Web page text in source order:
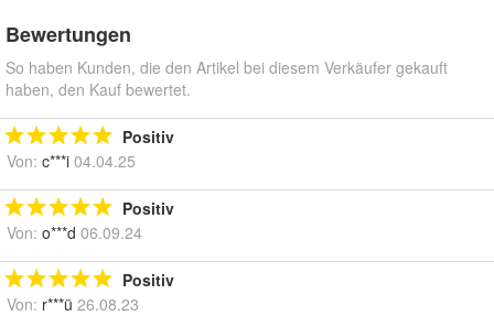
Bewertungen
So haben Kunden, die den Artikel bei diesem Verkäufer gekauft
haben, den Kauf bewertet.
Positiv
Von: c***i 04.04.25
Positiv
Von: o***d 06.09.24
Positiv
Von: r***ü 26.08.23